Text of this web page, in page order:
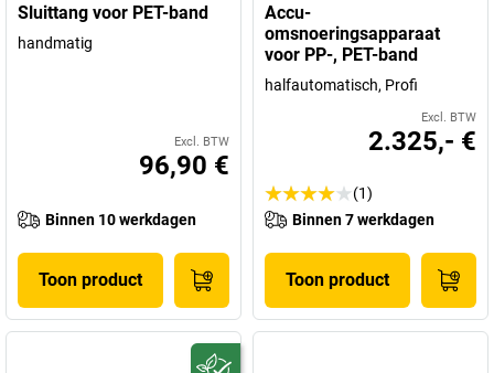
Sluittang voor PET-band
handmatig
Excl. BTW
96,90 €
Binnen 10 werkdagen
Toon product
Accu-
omsnoeringsapparaat
voor PP-, PET-band
halfautomatisch, Profi
Excl. BTW
2.325,- €
(1)
Binnen 7 werkdagen
Toon product